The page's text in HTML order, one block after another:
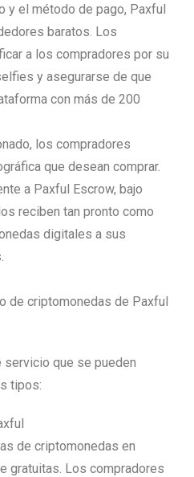
y el método de pago, Paxful
baratos. Los
a los compradores por su
y asegurarse de que
con más de 200
los compradores
que desean comprar.
a Paxful Escrow, bajo
reciben tan pronto como
digitales a sus
de criptomonedas de Paxful
servicio que se pueden
tipos:
de criptomonedas en
gratuitas. Los compradores